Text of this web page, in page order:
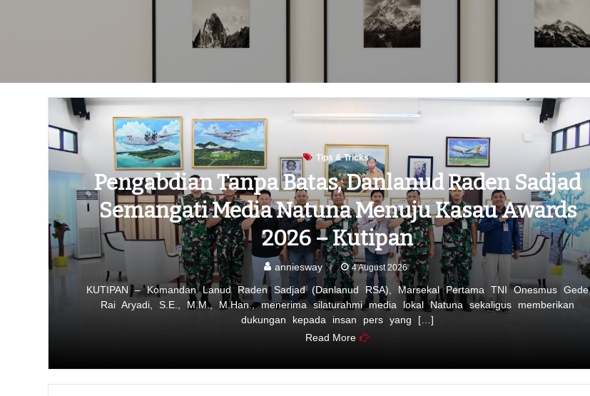
Tips & Tricks
Pengabdian Tanpa Batas, Danlanud Raden Sadjad
Semangati Media Natuna Menuju Kasau Awards
2026 – Kutipan
anniesway 4 August 2026
KUTIPAN – Komandan Lanud Raden Sadjad (Danlanud RSA), Marsekal Pertama TNI Onesmus Gede
Rai Aryadi, S.E., M.M., M.Han., menerima silaturahmi media lokal Natuna sekaligus memberikan
dukungan kepada insan pers yang […]
Read More